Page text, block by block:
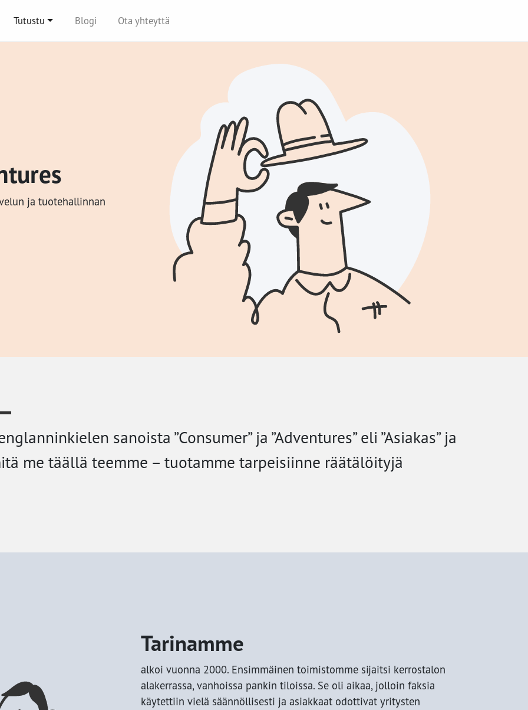
Tutustu Blogi Ota yhteyttä
ja tuotehallinnan
sanoista ”Consumer” ja ”Adventures” eli ”Asiakas” ja
me täällä teemme – tuotamme tarpeisiinne räätälöityjä
Tarinamme
alkoi vuonna 2000. Ensimmäinen toimistomme sijaitsi kerrostalon
alakerrassa, vanhoissa pankin tiloissa. Se oli aikaa, jolloin faksia
käytettiin vielä säännöllisesti ja asiakkaat odottivat yritysten